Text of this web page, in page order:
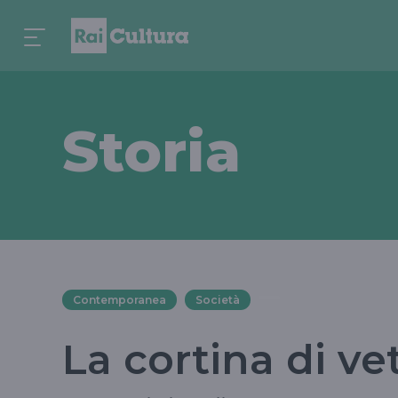
Storia
Contemporanea Società
La cortina di